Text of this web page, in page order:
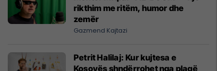
rikthim me ritëm, humor dhe
zemër
Gazmend Kajtazi
Petrit Halilaj: Kur kujtesa e
Kosovës shndërrohet nga plagë